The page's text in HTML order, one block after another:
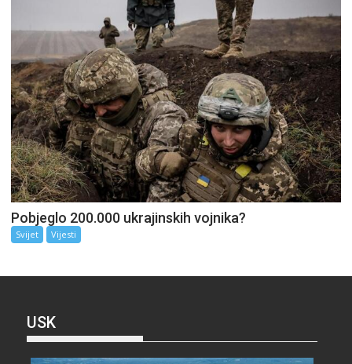
Pobjeglo 200.000 ukrajinskih vojnika?
Svijet Vijesti
USK